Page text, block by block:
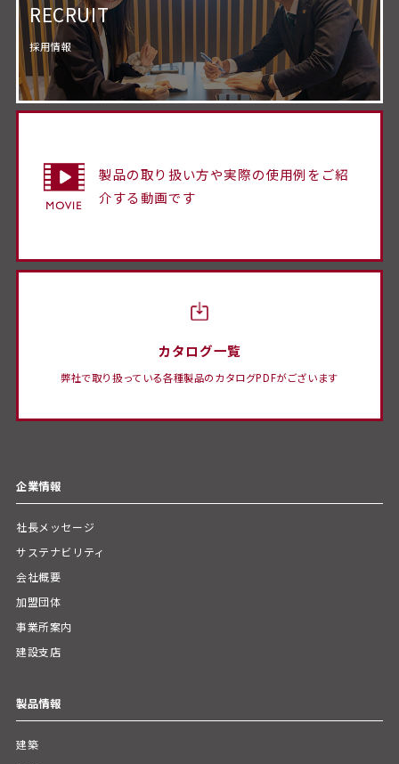
RECRUIT
採用情報
製品の取り扱い方や実際の使用例をご紹
介する動画です
カタログ一覧
弊社で取り扱っている各種製品のカタログPDFがございます
企業情報
社長メッセージ
サステナビリティ
会社概要
加盟団体
事業所案内
建設支店
製品情報
建築